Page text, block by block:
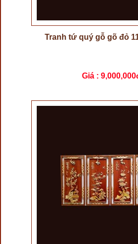
Tranh tứ quý gỗ gõ đỏ
Giá :